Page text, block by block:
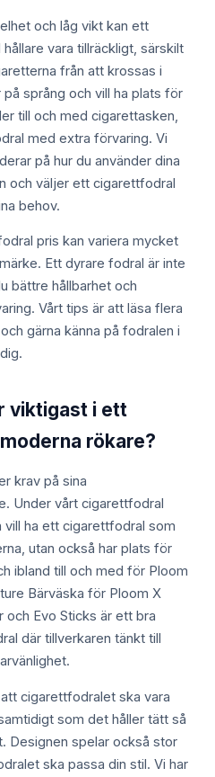
och låg vikt kan ett
vara tillräckligt, särskilt
från att krossas i
språng och vill ha plats för
till och med cigarettasken,
med extra förvaring. Vi
på hur du använder dina
och väljer ett cigarettfodral
behov.
pris kan variera mycket
Ett dyrare fodral är inte
bättre hållbarhet och
Vårt tips är att läsa flera
gärna känna på fodralen i
viktigast i ett
rökare?
krav på sina
Under vårt cigarettfodral
ha ett cigarettfodral som
utan också har plats för
ibland till och med för Ploom
Bärväska för Ploom X
Evo Sticks är ett bra
där tillverkaren tänkt till
cigarettfodralet ska vara
som det håller tätt så
Designen spelar också stor
ska passa din stil. Vi har